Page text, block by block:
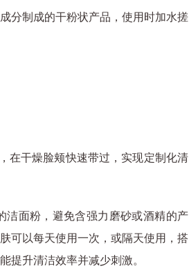
分制成的干粉状产品，使用时加水搓
在干燥脸颊快速带过，实现定制化清
洁面粉，避免含强力磨砂或酒精的产
可以每天使用一次，或隔天使用，搭
提升清洁效率并减少刺激。